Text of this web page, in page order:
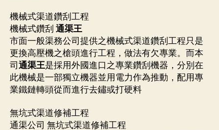
機械式渠道鑽刮工程
機械式鑽刮 通渠王
市面一般渠務公司提供之機械式渠道鑽刮工程只是
更換高壓機之槍頭進行工程，做法有欠專業。而本
司通渠王是採用外國進口之專業鑽刮機器，分別在
此機械是一部獨立機器並用電力作為推動，配用專
業鐵鏈轉頭從而進行去鏽或打硬料
無坑式渠道修補工程
通渠公司 無坑式渠道修補工程